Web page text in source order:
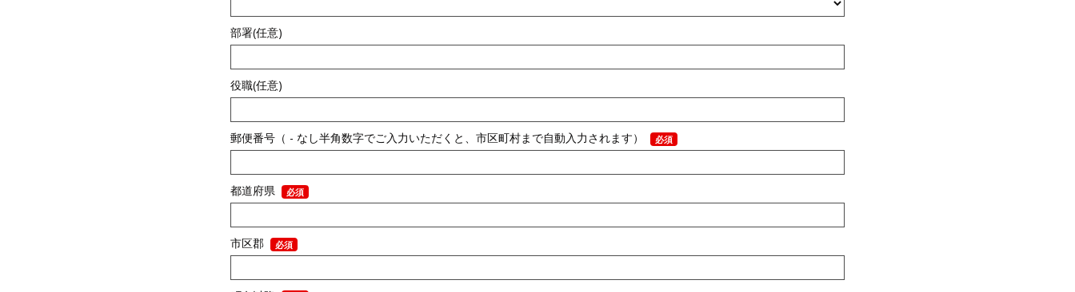
部署(任意)
役職(任意)
郵便番号（ - なし半角数字でご入力いただくと、市区町村まで自動入力されます）
都道府県
市区郡